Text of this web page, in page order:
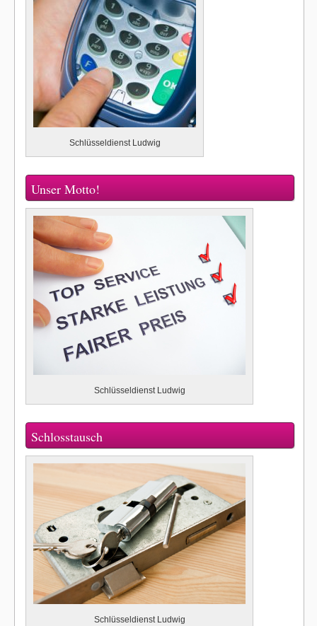
Schlüsseldienst Ludwig
Unser Motto!
Schlüsseldienst Ludwig
Schlosstausch
Schlüsseldienst Ludwig